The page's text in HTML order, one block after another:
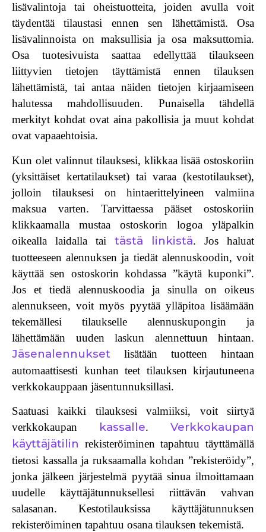
lisävalintoja tai oheistuotteita, joiden avulla voit
täydentää tilaustasi ennen sen lähettämistä. Osa
lisävalinnoista on maksullisia ja osa maksuttomia.
Osa tuotesivuista saattaa edellyttää tilaukseen
liittyvien tietojen täyttämistä ennen tilauksen
lähettämistä, tai antaa näiden tietojen kirjaamiseen
halutessa mahdollisuuden. Punaisella tähdellä
merkityt kohdat ovat aina pakollisia ja muut kohdat
ovat vapaaehtoisia.
Kun olet valinnut tilauksesi, klikkaalisää ostoskoriin
(yksittäiset kertatilaukset) taivaraa (kestotilaukset),
jolloin tilauksesi on hintaerittelyineen valmiina
maksua varten. Tarvittaessa pääset ostoskoriin
klikkaamalla mustaa ostoskorin logoa yläpalkin
oikealla laidalla tai tästä linkistä. Jos haluat
tuotteeseenalennuksen ja tiedät alennuskoodin, voit
käyttää sen ostoskorin kohdassa ”käytä kuponki”.
Jos et tiedä alennuskoodia ja sinulla on oikeus
alennukseen, voit myös pyytää ylläpitoa lisäämään
tekemällesi tilaukselle alennuskupongin ja
lähettämään uuden laskun alennettuun hintaan.
Jäsenalennukset lisätään tuotteen hintaan
automaattisesti kunhan teet tilauksen kirjautuneena
verkkokauppaan jäsentunnuksillasi.
Saatuasi kaikki tilauksesi valmiiksi, voit siirtyä
verkkokaupan kassalle. Verkkokaupan
käyttäjätilin rekisteröiminen tapahtuu täyttämällä
tietosi kassalla ja ruksaamalla kohdan ”rekisteröidy”,
jonka jälkeen järjestelmä pyytää sinua ilmoittamaan
uudelle käyttäjätunnuksellesi riittävän vahvan
salasanan. Kestotilauksissa käyttäjätunnuksen
rekisteröiminen tapahtuu osana tilauksen tekemistä.